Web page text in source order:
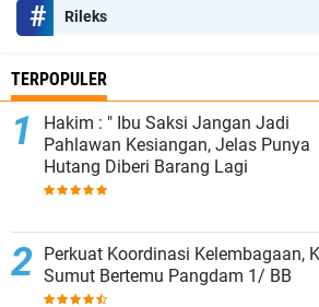
Rileks
TERPOPULER
Hakim : " Ibu Saksi Jangan Jadi
Pahlawan Kesiangan, Jelas Punya
Hutang Diberi Barang Lagi
Perkuat Koordinasi Kelembagaan,
Sumut Bertemu Pangdam 1/ BB